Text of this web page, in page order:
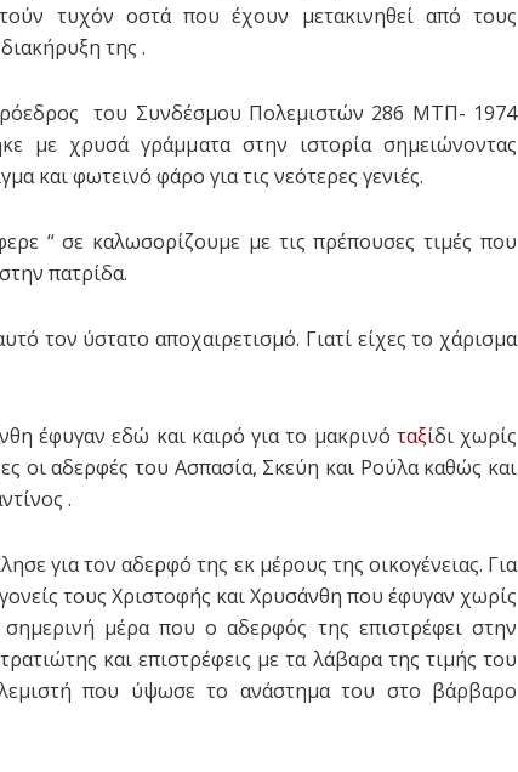
τυχόν οστά που έχουν μετακινηθεί από τους
της .
του Συνδέσμου Πολεμιστών 286 ΜΤΠ- 1974
με χρυσά γράμματα στην ιστορία σημειώνοντας
και φωτεινό φάρο για τις νεότερες γενιές.
“ σε καλωσορίζουμε με τις πρέπουσες τιμές που
πατρίδα.
τον ύστατο αποχαιρετισμό. Γιατί είχες το χάρισμα
έφυγαν εδώ και καιρό για το μακρινό ταξίδι χωρίς
οι αδερφές του Ασπασία, Σκεύη και Ρούλα καθώς και
.
για τον αδερφό της εκ μέρους της οικογένειας. Για
τους Χριστοφής και Χρυσάνθη που έφυγαν χωρίς
μέρα που ο αδερφός της επιστρέφει στην
και επιστρέφεις με τα λάβαρα της τιμής του
που ύψωσε το ανάστημα του στο βάρβαρο